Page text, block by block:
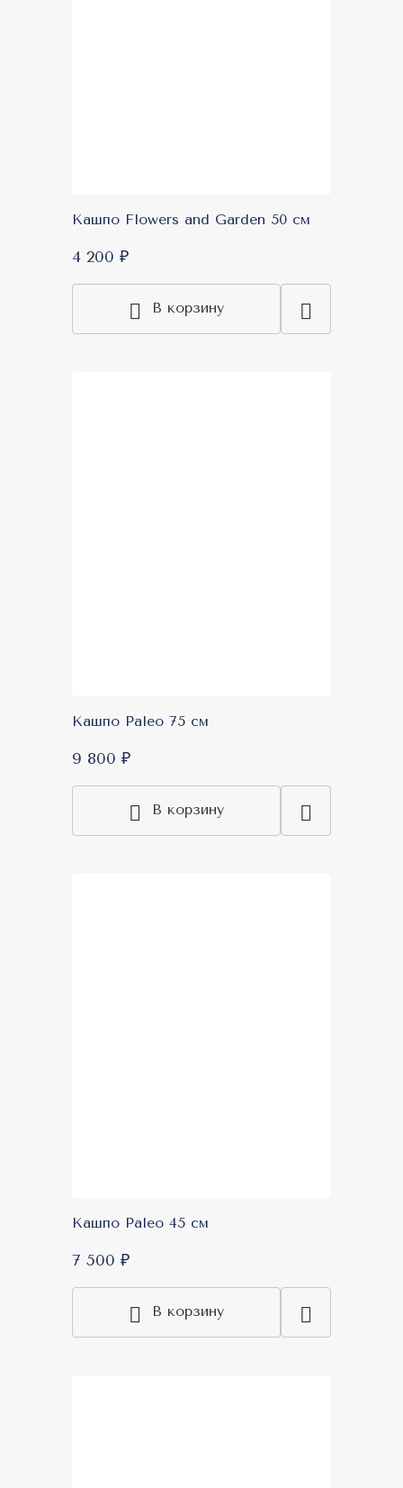
Кашпо Flowers and Garden 50 см
4 200 ₽
В корзину
Кашпо Paleo 75 см
9 800 ₽
В корзину
Кашпо Paleo 45 см
7 500 ₽
В корзину